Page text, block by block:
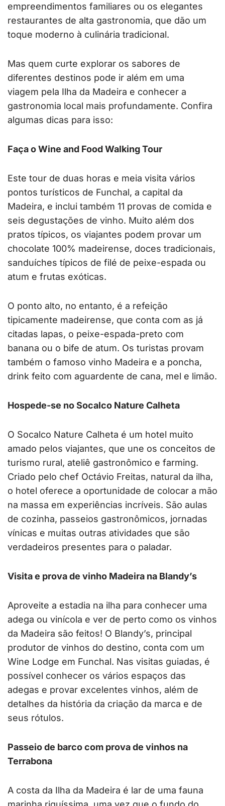
empreendimentos familiares ou os elegantes
restaurantes de alta gastronomia, que dão um
toque moderno à culinária tradicional.
Mas quem curte explorar os sabores de
diferentes destinos pode ir além em uma
viagem pela Ilha da Madeira e conhecer a
gastronomia local mais profundamente. Confira
algumas dicas para isso:
Faça o Wine and Food Walking Tour
Este tour de duas horas e meia visita vários
pontos turísticos de Funchal, a capital da
Madeira, e inclui também 11 provas de comida e
seis degustações de vinho. Muito além dos
pratos típicos, os viajantes podem provar um
chocolate 100% madeirense, doces tradicionais,
sanduíches típicos de filé de peixe-espada ou
atum e frutas exóticas.
O ponto alto, no entanto, é a refeição
tipicamente madeirense, que conta com as já
citadas lapas, o peixe-espada-preto com
banana ou o bife de atum. Os turistas provam
também o famoso vinho Madeira e a poncha,
drink feito com aguardente de cana, mel e limão.
Hospede-se no Socalco Nature Calheta
O Socalco Nature Calheta é um hotel muito
amado pelos viajantes, que une os conceitos de
turismo rural, ateliê gastronômico e farming.
Criado pelo chef Octávio Freitas, natural da ilha,
o hotel oferece a oportunidade de colocar a mão
na massa em experiências incríveis. São aulas
de cozinha, passeios gastronômicos, jornadas
vínicas e muitas outras atividades que são
verdadeiros presentes para o paladar.
Visita e prova de vinho Madeira na Blandy’s
Aproveite a estadia na ilha para conhecer uma
adega ou vinícola e ver de perto como os vinhos
da Madeira são feitos! O Blandy’s, principal
produtor de vinhos do destino, conta com um
Wine Lodge em Funchal. Nas visitas guiadas, é
possível conhecer os vários espaços das
adegas e provar excelentes vinhos, além de
detalhes da história da criação da marca e de
seus rótulos.
Passeio de barco com prova de vinhos na
Terrabona
A costa da Ilha da Madeira é lar de uma fauna